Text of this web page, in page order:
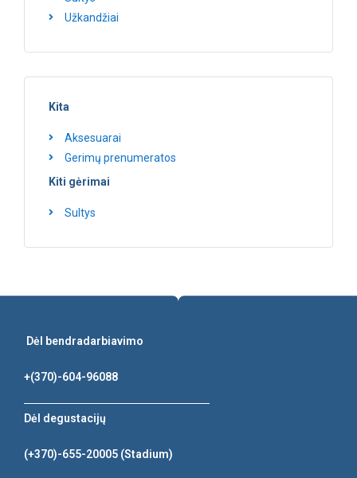
Užkandžiai
Kita
Aksesuarai
Gerimų prenumeratos
Kiti gėrimai
Sultys
Dėl bendradarbiavimo
+(370)-604-96088
Dėl degustacijų
(+370)-655-20005 (Stadium)